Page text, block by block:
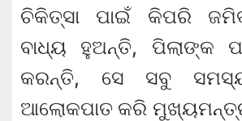
ଚିକିତ୍ସା ପାଇଁ କିପରି
ବାଧ୍ୟ ହୁଅନ୍ତି, ପିଲାଙ୍କ
କରନ୍ତି, ସେ ସବୁ
ଆଲୋକପାତ କରି